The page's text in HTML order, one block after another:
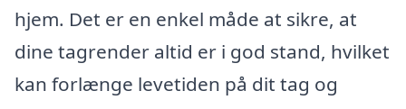
hjem. Det er en enkel måde at sikre, at
dine tagrender altid er i god stand, hvilket
kan forlænge levetiden på dit tag og